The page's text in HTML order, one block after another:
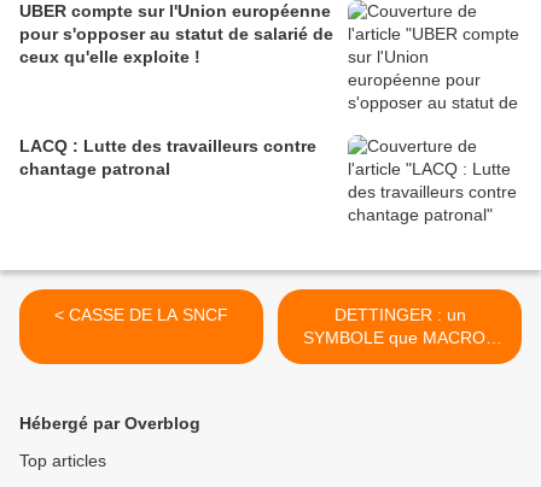
UBER compte sur l'Union européenne
pour s'opposer au statut de salarié de
ceux qu'elle exploite !
LACQ : Lutte des travailleurs contre
chantage patronal
< CASSE DE LA SNCF
DETTINGER : un
SYMBOLE que MACRON
veut DÉTRUIRE >
Hébergé par Overblog
Top articles